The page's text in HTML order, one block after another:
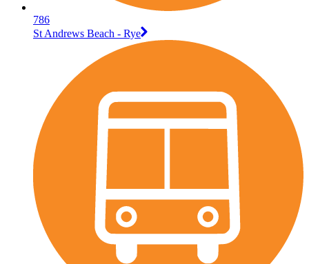
786
St Andrews Beach - Rye